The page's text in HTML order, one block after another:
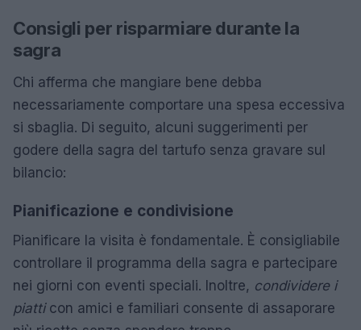
Consigli per risparmiare durante la
sagra
Chi afferma che mangiare bene debba
necessariamente comportare una spesa eccessiva
si sbaglia. Di seguito, alcuni suggerimenti per
godere della sagra del tartufo senza gravare sul
bilancio:
Pianificazione e condivisione
Pianificare la visita è fondamentale. È consigliabile
controllare il programma della sagra e partecipare
nei giorni con eventi speciali. Inoltre, condividere i
piatticon amici e familiari consente di assaporare